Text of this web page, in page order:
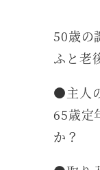
50歳の
ふと老
●主人
65歳定
か？